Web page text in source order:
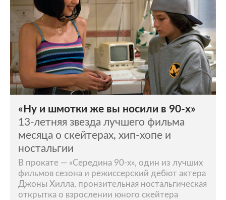
«Ну и шмотки же вы носили в 90-х»
13-летняя звезда лучшего фильма
месяца о скейтерах, хип-хопе и
ностальгии
В прокате — «Середина 90-х», один из лучших
фильмов сезона и режиссерский дебют актера
Джоны Хилла, пронзительная ностальгическая
открытка о взрослении юного скейтера